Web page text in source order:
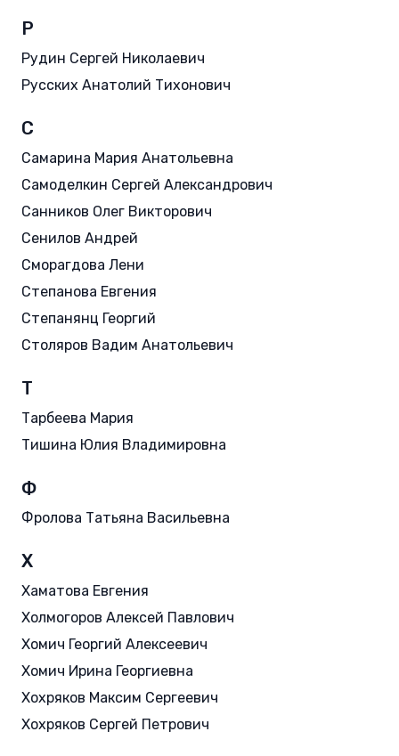
Р
Рудин Сергей Николаевич
Русских Анатолий Тихонович
С
Самарина Мария Анатольевна
Самоделкин Сергей Александрович
Санников Олег Викторович
Сенилов Андрей
Сморагдова Лени
Степанова Евгения
Степанянц Георгий
Столяров Вадим Анатольевич
Т
Тарбеева Мария
Тишина Юлия Владимировна
Ф
Фролова Татьяна Васильевна
Х
Хаматова Евгения
Холмогоров Алексей Павлович
Хомич Георгий Алексеевич
Хомич Ирина Георгиевна
Хохряков Максим Сергеевич
Хохряков Сергей Петрович